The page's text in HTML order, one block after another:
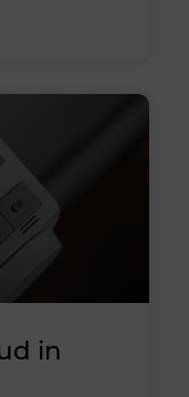
in